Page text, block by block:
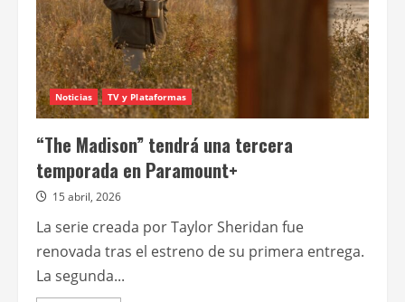
Noticias TV y Plataformas
“The Madison” tendrá una tercera
temporada en Paramount+
15 abril, 2026
La serie creada por Taylor Sheridan fue
renovada tras el estreno de su primera entrega.
La segunda...